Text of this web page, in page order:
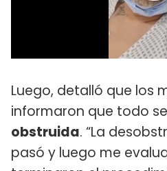
Luego, detalló que los
informaron que todo
obstruida. “La
pasó y luego me